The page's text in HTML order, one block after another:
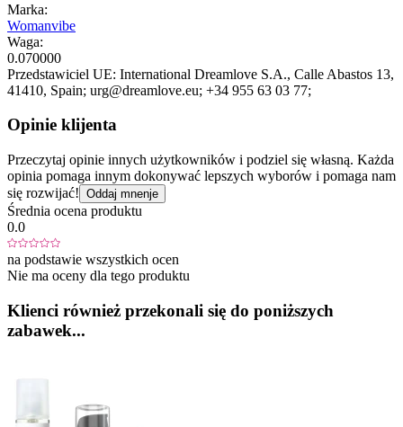
Marka:
Womanvibe
Waga:
0.070000
Przedstawiciel UE: International Dreamlove S.A., Calle Abastos 13,
41410, Spain; urg@dreamlove.eu; +34 955 63 03 77;
Opinie klijenta
Przeczytaj opinie innych użytkowników i podziel się własną. Każda
opinia pomaga innym dokonywać lepszych wyborów i pomaga nam
się rozwijać! Oddaj mnenje
Średnia ocena produktu
0.0
na podstawie wszystkich ocen
Nie ma oceny dla tego produktu
Klienci również przekonali się do poniższych
zabawek...